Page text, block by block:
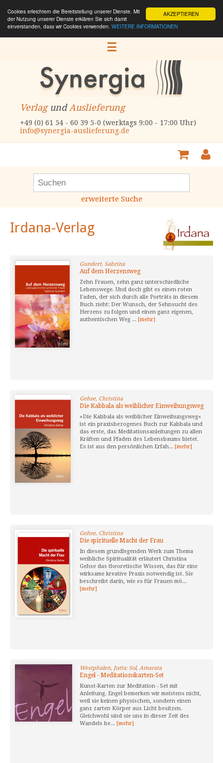
AKZEPTIEREN
Cookies erleichtern die Bereitstellung unserer Dienste. Mit
der Nutzung unserer Dienste erklären Sie sich damit
einverstanden, dass wir Cookies verwenden. WEITERE INFORMATIONEN
☰
VerlagundAuslieferung
+49 (0) 61 54 - 60 39 5-0 (werktags 9:00 - 17:00 Uhr)
info@synergia-auslieferung.de
erweiterte Suche
Irdana-Verlag
Gundert, Sabrina
Auf dem Herzensweg
Zehn Frauen, zehn ganz unterschiedliche
Lebenswege. Und doch gibt es einen roten
Faden, der sich durch alle Porträts in diesem
Buch zieht: Der Wunsch, der Sehnsucht des
Herzens zu folgen und einen ganz eigenen,
authentischen Weg ... [mehr]
Gehse, Christina
Die Kabbala als weiblicher Einweihungsweg
»Die Kabbala als weiblicher Einweihungsweg«
ist ein praxisbezogenes Buch zur Kabbala und
das erste, das Meditationsanleitungen zu allen
Kräften und Pfaden des Lebensbaums bietet.
Es ist aus den persönlichen Erfah... [mehr]
Gehse, Christina
Die spirituelle Macht der Frau
In diesem grundlegenden Werk zum Thema
weibliche Spiritualität erläutert Christina
Gehse das theoretische Wissen, das für eine
wirksame kreative Praxis notwendig ist. Sie
beschreibt darin, wie es für Frauen mö...
[mehr]
Westphalen, Jutta; Sol, Amarata
Engel - Meditationskarten-Set
Kunst-Karten zur Meditation - Set mit
Anleitung. Engel bemerken wir meistens nicht,
weil sie keinen physischen, sondern einen
ganz zarten Körper aus Licht besitzen.
Gleichwohl sind sie uns in dieser Zeit des
Wandels be... [mehr]